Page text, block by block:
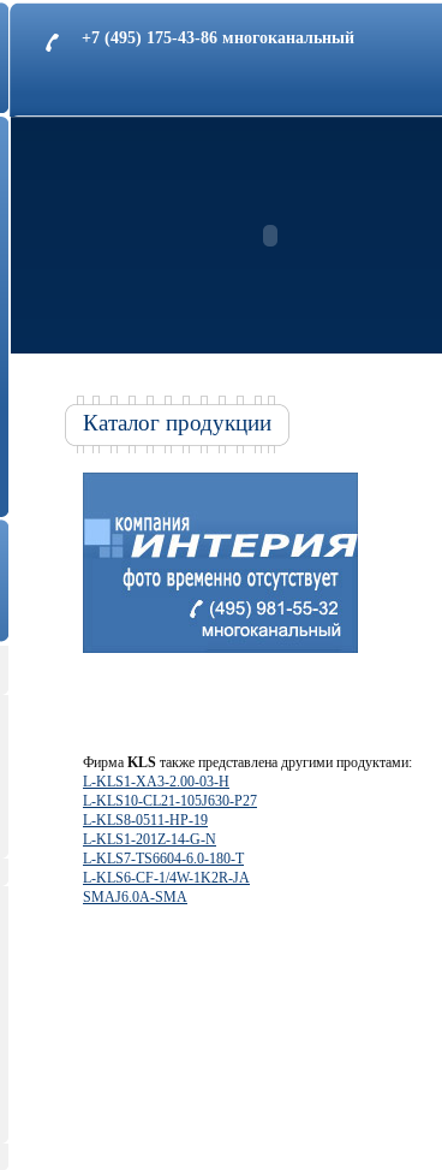
+7 (495) 175-43-86 многоканальный
Каталог продукции
Фирма KLS также представлена другими продуктами:
L-KLS1-XA3-2.00-03-H
L-KLS10-CL21-105J630-P27
L-KLS8-0511-HP-19
L-KLS1-201Z-14-G-N
L-KLS7-TS6604-6.0-180-T
L-KLS6-CF-1/4W-1K2R-JA
SMAJ6.0A-SMA